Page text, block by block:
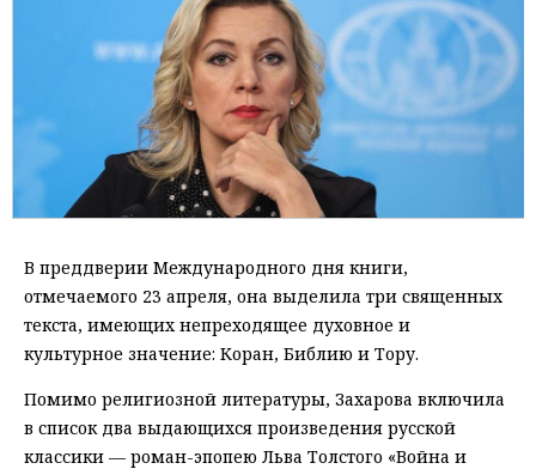
В преддверии Международного дня книги,
отмечаемого 23 апреля, она выделила три священных
текста, имеющих непреходящее духовное и
культурное значение: Коран, Библию и Тору.
Помимо религиозной литературы, Захарова включила
в список два выдающихся произведения русской
классики — роман-эпопею Льва Толстого «Война и